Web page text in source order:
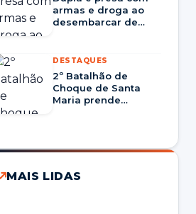
armas e droga ao
desembarcar de
DESTAQUES
2º Batalhão de
Choque de Santa
Maria prende
Dom Pedrito
MAIS LIDAS